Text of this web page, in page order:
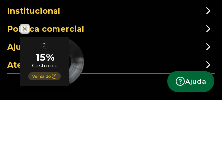
Ajuda
Institucional
Política comercial
Ajuda
Atendimento